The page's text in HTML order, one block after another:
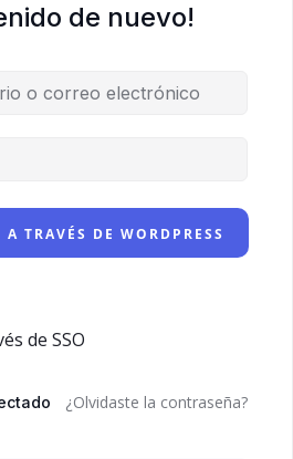
de nuevo!
de SSO
¿Olvidaste la contraseña?